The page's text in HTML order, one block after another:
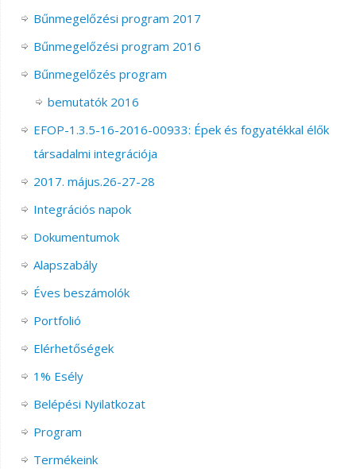
Bűnmegelőzési program 2017
Bűnmegelőzési program 2016
Bűnmegelőzés program
bemutatók 2016
EFOP-1.3.5-16-2016-00933: Épek és fogyatékkal élők
társadalmi integrációja
2017. május.26-27-28
Integrációs napok
Dokumentumok
Alapszabály
Éves beszámolók
Portfolió
Elérhetőségek
1% Esély
Belépési Nyilatkozat
Program
Termékeink